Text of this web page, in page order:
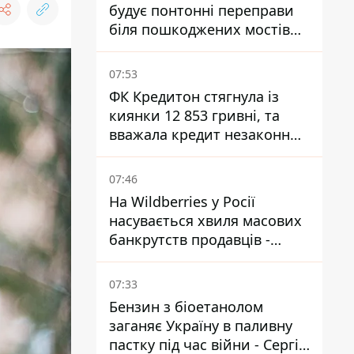
будує понтонні переправи
біля пошкоджених мостів
на ТОТ
07:53
ФК Кредитон стягнула із
киянки 12 853 гривні, та
вважала кредит незаконним
- що вирішив суд
07:46
На Wildberries у Росії
насувається хвиля масових
банкрутств продавців -
Reuters
07:33
Бензин з біоетанолом
заганяє Україну в паливну
пастку під час війни - Сергій